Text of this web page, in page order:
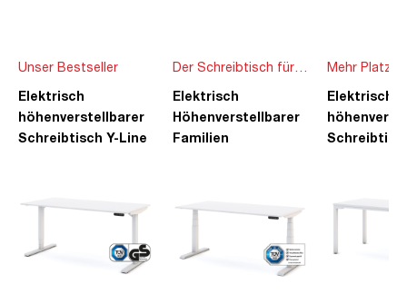
Unser Bestseller
Elektrisch
höhenverstellbarer
Schreibtisch Y-Line
Der Schreibtisch für
die ganze Familie
Elektrisch
Höhenverstellbarer
Familien
Mehr Platz
Ideen
Elektrisch